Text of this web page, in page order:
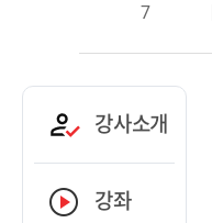
7
강사소개
강좌